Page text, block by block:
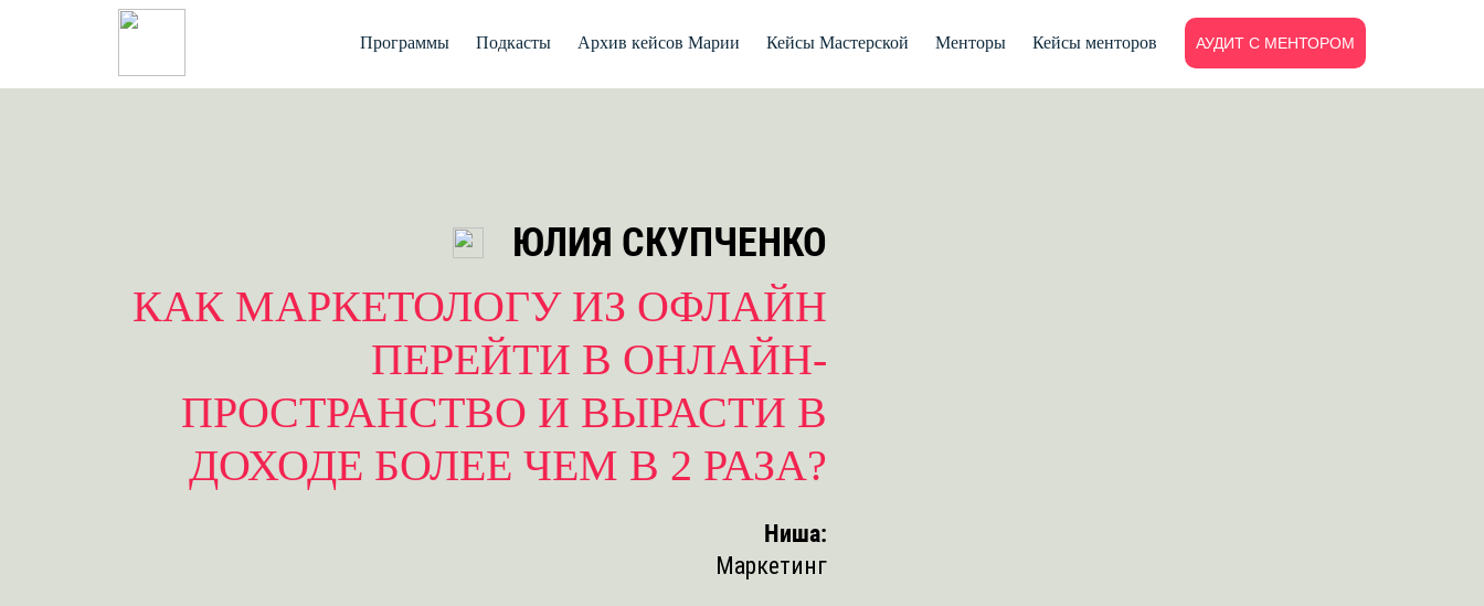
Программы Подкасты Архив кейсов Марии Кейсы Мастерской Менторы Кейсы менторов АУДИТ С МЕНТОРОМ
ЮЛИЯ СКУПЧЕНКО
КАК МАРКЕТОЛОГУ ИЗ ОФЛАЙН
ПЕРЕЙТИ В ОНЛАЙН-
ПРОСТРАНСТВО И ВЫРАСТИ В
ДОХОДЕ БОЛЕЕ ЧЕМ В 2 РАЗА?
Ниша:
Маркетинг